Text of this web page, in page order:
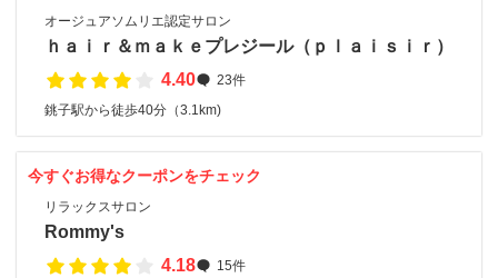
オージュアソムリエ認定サロン
ｈａｉｒ＆ｍａｋｅプレジール（ｐｌａｉｓｉｒ）
4.40
23件
銚子駅から徒歩40分（3.1km)
今すぐお得なクーポンをチェック
リラックスサロン
Rommy's
4.18
15件